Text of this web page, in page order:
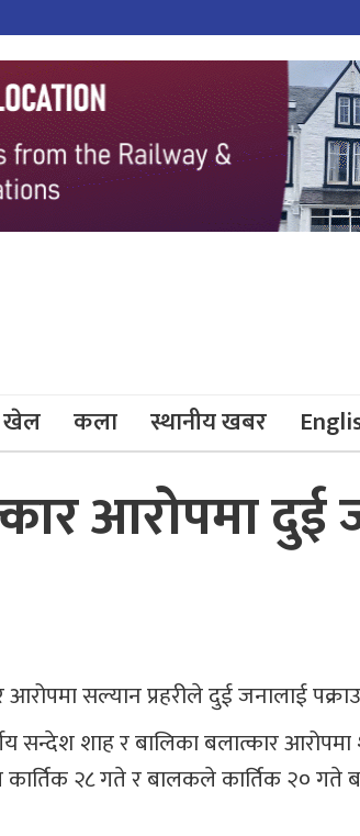
खेल कला स्थानीय खबर
आरोपमा दुई
आरोपमा सल्यान प्रहरीले दुई जनालाई
सन्देश शाह र बालिका बलात्कार आरोपमा
कार्तिक २८ गते र बालकले कार्तिक २० गते